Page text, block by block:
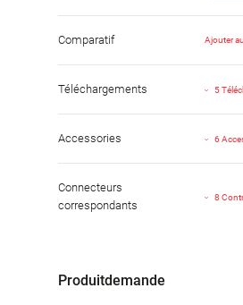
Comparatif Ajouter
Téléchargements 5
Accessories 6
Connecteurs
correspondants
8
Produitdemande